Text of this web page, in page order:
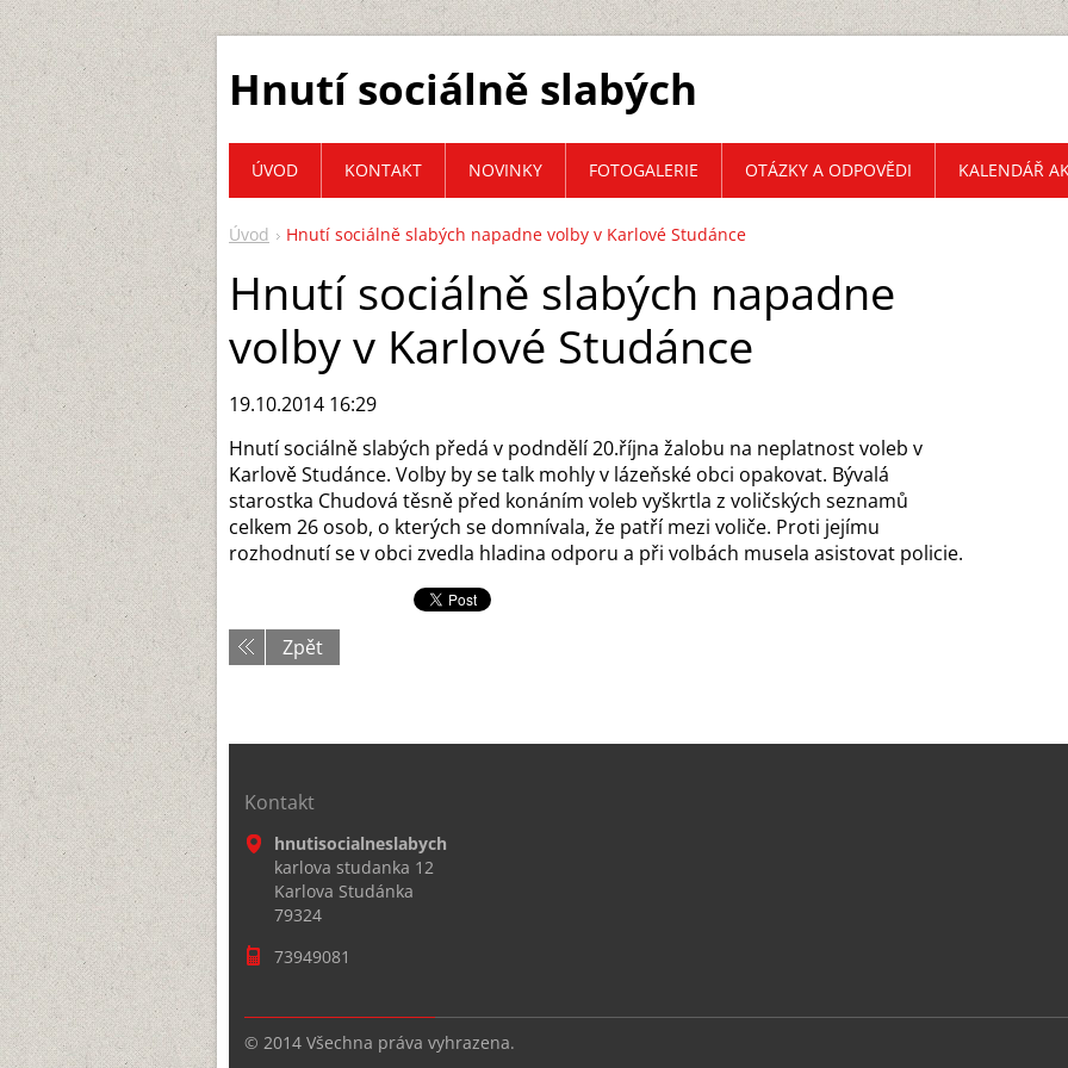
Hnutí sociálně slabých
Úvod Hnutí sociálně slabých napadne volby v Karlové Studánce
Hnutí sociálně slabých napadne
volby v Karlové Studánce
19.10.2014 16:29
Hnutí sociálně slabých předá v podndělí 20.října žalobu na neplatnost voleb v
Karlově Studánce. Volby by se talk mohly v lázeňské obci opakovat. Bývalá
starostka Chudová těsně před konáním voleb vyškrtla z voličských seznamů
celkem 26 osob, o kterých se domnívala, že patří mezi voliče. Proti jejímu
rozhodnutí se v obci zvedla hladina odporu a při volbách musela asistovat policie.
Zpět
ÚVOD KONTAKT NOVINKY FOTOGALERIE OTÁZKY A ODPOVĚDI KALENDÁŘ
Kontakt
hnutisocialneslabych
karlova studanka 12
Karlova Studánka
79324
73949081
© 2014 Všechna práva vyhrazena.